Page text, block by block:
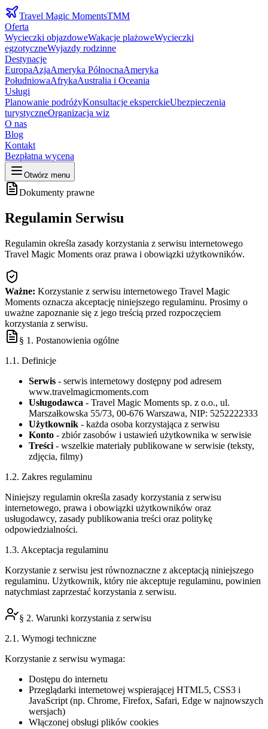
Travel Magic MomentsTMM
Oferta
Wycieczki objazdoweWakacje plażoweWycieczki
egzotyczneWyjazdy rodzinne
Destynacje
EuropaAzjaAmeryka PółnocnaAmeryka
PołudniowaAfrykaAustralia i Oceania
Usługi
Planowanie podróżyKonsultacje eksperckieUbezpieczenia
turystyczneOrganizacja wiz
O nas
Blog
Kontakt
Bezpłatna wycena
Otwórz menu
Dokumenty prawne
Regulamin Serwisu
Regulamin określa zasady korzystania z serwisu internetowego
Travel Magic Moments oraz prawa i obowiązki użytkowników.
Ważne: Korzystanie z serwisu internetowego Travel Magic
Moments oznacza akceptację niniejszego regulaminu. Prosimy o
uważne zapoznanie się z jego treścią przed rozpoczęciem
korzystania z serwisu.
§ 1. Postanowienia ogólne
1.1. Definicje
Serwis - serwis internetowy dostępny pod adresem
www.travelmagicmoments.com
Usługodawca - Travel Magic Moments sp. z o.o., ul.
Marszałkowska 55/73, 00-676 Warszawa, NIP: 5252222333
Użytkownik - każda osoba korzystająca z serwisu
Konto - zbiór zasobów i ustawień użytkownika w serwisie
Treści - wszelkie materiały publikowane w serwisie (teksty,
zdjęcia, filmy)
1.2. Zakres regulaminu
Niniejszy regulamin określa zasady korzystania z serwisu
internetowego, prawa i obowiązki użytkowników oraz
usługodawcy, zasady publikowania treści oraz politykę
odpowiedzialności.
1.3. Akceptacja regulaminu
Korzystanie z serwisu jest równoznaczne z akceptacją niniejszego
regulaminu. Użytkownik, który nie akceptuje regulaminu, powinien
natychmiast zaprzestać korzystania z serwisu.
§ 2. Warunki korzystania z serwisu
2.1. Wymogi techniczne
Korzystanie z serwisu wymaga:
Dostępu do internetu
Przeglądarki internetowej wspierającej HTML5, CSS3 i
JavaScript (np. Chrome, Firefox, Safari, Edge w najnowszych
wersjach)
Włączonej obsługi plików cookies